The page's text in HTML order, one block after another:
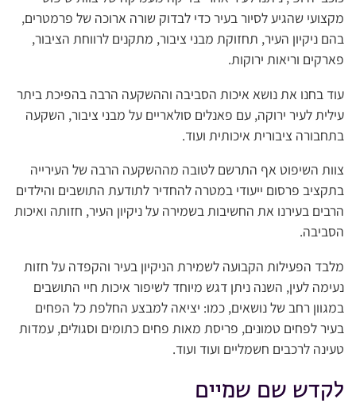
מקצועי שהגיע לסיור בעיר כדי לבדוק שורה ארוכה של פרמטרים,
בהם ניקיון העיר, תחזוקת מבני ציבור, מתקנים לרווחת הציבור,
פארקים וריאות ירוקות.
עוד בחנו את נושא איכות הסביבה וההשקעה הרבה בהפיכת ביתר
עילית לעיר ירוקה, עם פאנלים סולאריים על מבני ציבור, השקעה
בתחבורה ציבורית איכותית ועוד.
צוות השיפוט אף התרשם לטובה מההשקעה הרבה של העירייה
בתקציב פרסום ייעודי במטרה להחדיר לתודעת התושבים והילדים
הרבים בעירנו את החשיבות בשמירה על ניקיון העיר, חזותה ואיכות
הסביבה.
מלבד הפעילות הקבועה לשמירת הניקיון בעיר והקפדה על חזות
נעימה לעין, השנה ניתן דגש מיוחד לשיפור איכות חיי התושבים
במגוון רחב של נושאים, כמו: יציאה למבצע החלפת כל הפחים
בעיר לפחים טמונים, פריסת מאות פחים כתומים וסגולים, עמדות
טעינה לרכבים חשמליים ועוד ועוד.
לקדש שם שמיים